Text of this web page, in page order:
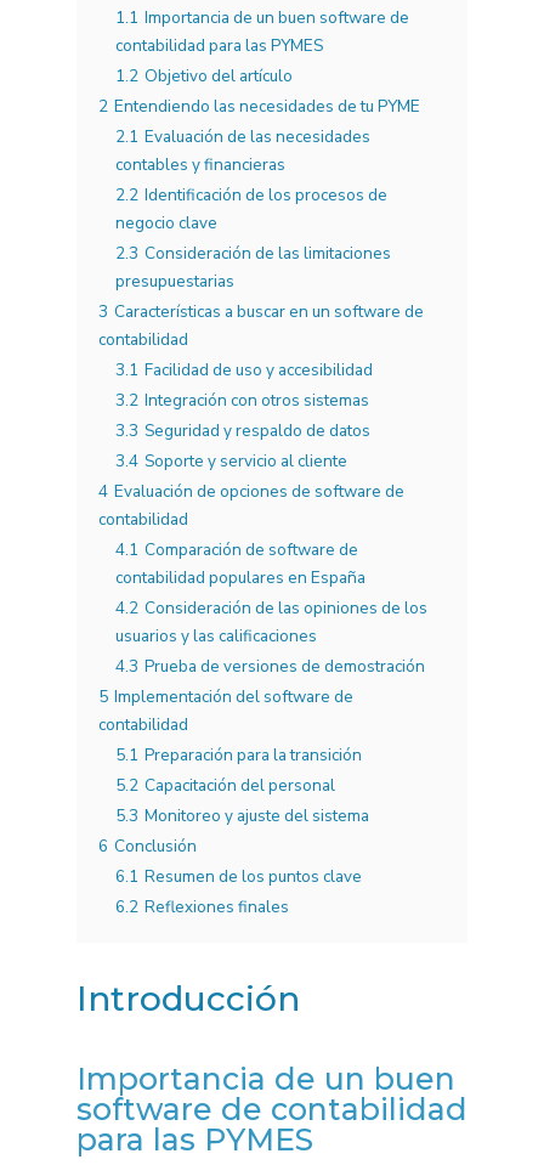
1.1 Importancia de un buen software de
contabilidad para las PYMES
1.2 Objetivo del artículo
2 Entendiendo las necesidades de tu PYME
2.1 Evaluación de las necesidades
contables y financieras
2.2 Identificación de los procesos de
negocio clave
2.3 Consideración de las limitaciones
presupuestarias
3 Características a buscar en un software de
contabilidad
3.1 Facilidad de uso y accesibilidad
3.2 Integración con otros sistemas
3.3 Seguridad y respaldo de datos
3.4 Soporte y servicio al cliente
4 Evaluación de opciones de software de
contabilidad
4.1 Comparación de software de
contabilidad populares en España
4.2 Consideración de las opiniones de los
usuarios y las calificaciones
4.3 Prueba de versiones de demostración
5 Implementación del software de
contabilidad
5.1 Preparación para la transición
5.2 Capacitación del personal
5.3 Monitoreo y ajuste del sistema
6 Conclusión
6.1 Resumen de los puntos clave
6.2 Reflexiones finales
Introducción
Importancia de un buen
software de contabilidad
para las PYMES